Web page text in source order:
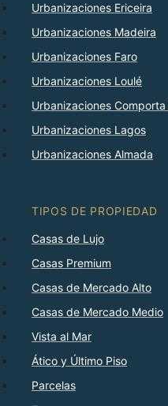
Urbanizaciones Ericeira
Urbanizaciones Madeira
Urbanizaciones Faro
Urbanizaciones Loulé
Urbanizaciones Comporta
Urbanizaciones Lagos
Urbanizaciones Almada
TIPOS DE PROPIEDAD
Casas de Lujo
Casas Premium
Casas de Mercado Alto
Casas de Mercado Medio
Vista al Mar
Ático y Último Piso
Parcelas